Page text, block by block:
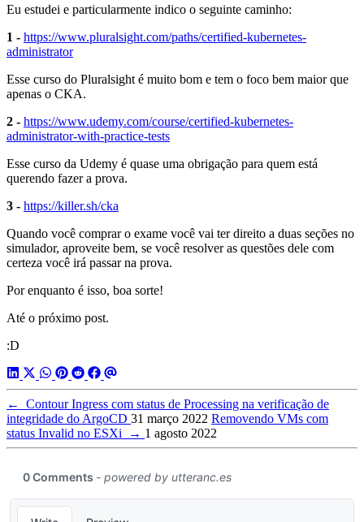
Eu estudei e particularmente indico o seguinte caminho:
1 - https://www.pluralsight.com/paths/certified-kubernetes-
administrator
Esse curso do Pluralsight é muito bom e tem o foco bem maior que
apenas o CKA.
2 - https://www.udemy.com/course/certified-kubernetes-
administrator-with-practice-tests
Esse curso da Udemy é quase uma obrigação para quem está
querendo fazer a prova.
3 - https://killer.sh/cka
Quando você comprar o exame você vai ter direito a duas seções no
simulador, aproveite bem, se você resolver as questões dele com
certeza você irá passar na prova.
Por enquanto é isso, boa sorte!
Até o próximo post.
:D
←
Contour Ingress com status de Processing na verificação de
integridade do ArgoCD 31 março 2022 Removendo VMs com
status Invalid no ESXi
→ 1 agosto 2022